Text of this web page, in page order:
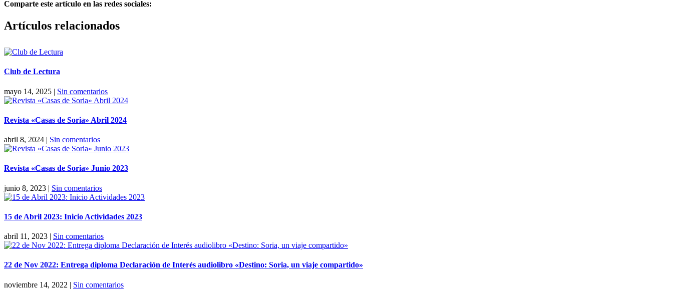
Comparte este artículo en las redes sociales:
Facebook
X
Reddit
LinkedIn
Pinterest
Vk
Artículos relacionados
Club de Lectura
mayo 14, 2025 | Sin comentarios
Revista «Casas de Soria» Abril 2024
abril 8, 2024 | Sin comentarios
Revista «Casas de Soria» Junio 2023
junio 8, 2023 | Sin comentarios
15 de Abril 2023: Inicio Actividades 2023
abril 11, 2023 | Sin comentarios
22 de Nov 2022: Entrega diploma Declaración de Interés audiolibro «Destino: Soria, un viaje compartido»
noviembre 14, 2022 | Sin comentarios